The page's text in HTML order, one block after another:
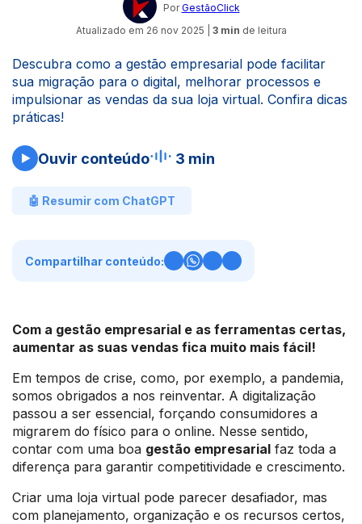
Por GestãoClick
Atualizado em 26 nov 2025 3 min de leitura
Descubra como a gestão empresarial pode facilitar
sua migração para o digital, melhorar processos e
impulsionar as vendas da sua loja virtual. Confira dicas
práticas!
Ouvir conteúdo 3 min
🤖 Resumir com ChatGPT
Compartilhar conteúdo:
Com a gestão empresarial e as ferramentas certas,
aumentar as suas vendas fica muito mais fácil!
Em tempos de crise, como, por exemplo, a pandemia,
somos obrigados a nos reinventar. A digitalização
passou a ser essencial, forçando consumidores a
migrarem do físico para o online. Nesse sentido,
contar com uma boa gestão empresarial faz toda a
diferença para garantir competitividade e crescimento.
Criar uma loja virtual pode parecer desafiador, mas
com planejamento, organização e os recursos certos,